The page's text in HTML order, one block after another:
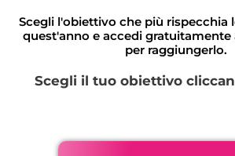
Scegli l'obiettivo che più rispecchia
quest'anno e accedi gratuitamente
per raggiungerlo.
Scegli il tuo obiettivo